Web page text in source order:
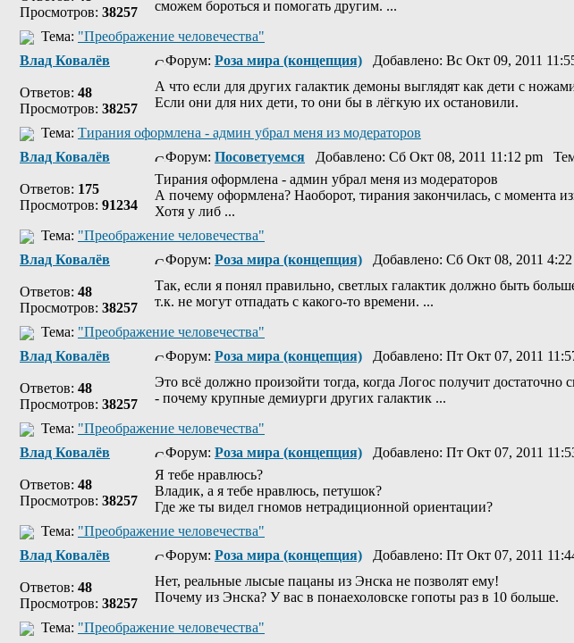
Просмотров: 38257
сможем бороться и помогать другим. ...
Тема: "Преображение человечества"
Влад Ковалёв
Ответов: 48
Просмотров: 38257
Форум: Роза мира (концепция) Добавлено: Вс Окт 09, 2011
А что если для других галактик демоны выглядят как дети с
Если они для них дети, то они бы в лёгкую их остановили.
Тема: Тирания оформлена - админ убрал меня из модераторов
Влад Ковалёв
Ответов: 175
Просмотров: 91234
Форум: Посоветуемся Добавлено: Сб Окт 08, 2011 11:12 pm
Тирания оформлена - админ убрал меня из модераторов
А почему оформлена? Наоборот, тирания закончилась, с момента
Хотя у либ ...
Тема: "Преображение человечества"
Влад Ковалёв
Ответов: 48
Просмотров: 38257
Форум: Роза мира (концепция) Добавлено: Сб Окт 08, 2011
Так, если я понял правильно, светлых галактик должно быть
т.к. не могут отпадать с какого-то времени. ...
Тема: "Преображение человечества"
Влад Ковалёв
Ответов: 48
Просмотров: 38257
Форум: Роза мира (концепция) Добавлено: Пт Окт 07, 2011
Это всё должно произойти тогда, когда Логос получит
- почему крупные демиурги других галактик ...
Тема: "Преображение человечества"
Влад Ковалёв
Ответов: 48
Просмотров: 38257
Форум: Роза мира (концепция) Добавлено: Пт Окт 07, 2011
Я тебе нравлюсь?
Владик, а я тебе нравлюсь, петушок?
Где же ты видел гномов нетрадиционной ориентации?
Тема: "Преображение человечества"
Влад Ковалёв
Ответов: 48
Просмотров: 38257
Форум: Роза мира (концепция) Добавлено: Пт Окт 07, 2011
Нет, реальные лысые пацаны из Энска не позволят ему!
Почему из Энска? У вас в понаехоловске гопоты раз в 10 больше.
Тема: "Преображение человечества"